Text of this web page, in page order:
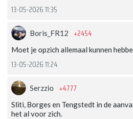
13-05-2026 11:35
Boris_FR12 +2454
Moet je opzich allemaal kunnen
13-05-2026 11:24
Serzzio +4777
Sliti, Borges en Tengstedt in de
het al voor zich.